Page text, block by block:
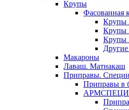
Крупы
Фасованная
Крупы
Крупы
Крупы
Макароны
Лаваш. Матнакаш
Приправы. Специи
Приправы в